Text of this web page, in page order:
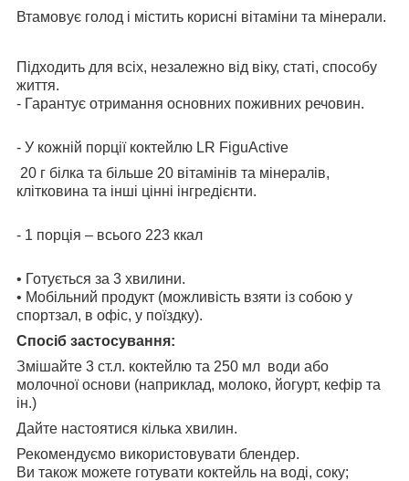
Втамовує голод і містить корисні вітаміни та мінерали.
Підходить для всіх, незалежно від віку, статі, способу
життя.
- Гарантує отримання основних поживних речовин.
- У кожній порції коктейлю LR FiguActive
20 г білка та більше 20 вітамінів та мінералів,
клітковина та інші цінні інгредієнти.
- 1 порція – всього 223 ккал
• Готується за 3 хвилини.
• Мобільний продукт (можливість взяти із собою у
спортзал, в офіс, у поїздку).
Спосіб застосування:
Змішайте 3 ст.л. коктейлю та 250 мл води або
молочної основи (наприклад, молоко, йогурт, кефір та
ін.)
Дайте настоятися кілька хвилин.
Рекомендуємо використовувати блендер.
Ви також можете готувати коктейль на воді, соку;